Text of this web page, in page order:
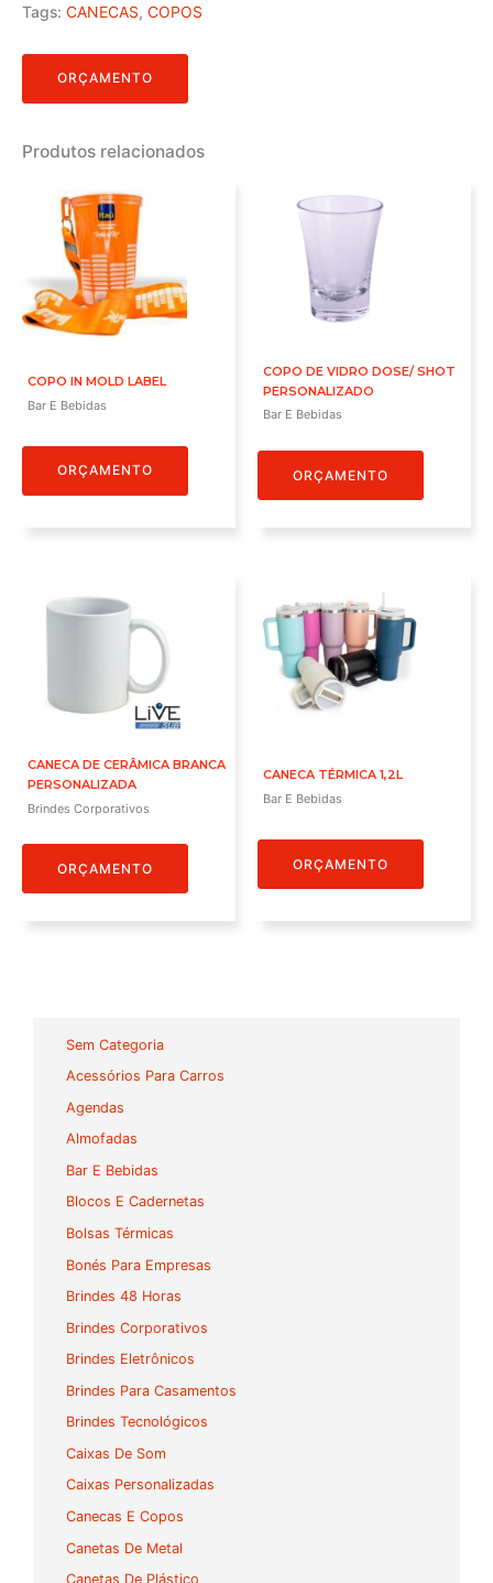
Sem Categoria
Acessórios Para Carros
Agendas
Almofadas
Bar E Bebidas
Blocos E Cadernetas
Bolsas Térmicas
Bonés Para Empresas
Brindes 48 Horas
Brindes Corporativos
Brindes Eletrônicos
Brindes Para Casamentos
Brindes Tecnológicos
Caixas De Som
Caixas Personalizadas
Canecas E Copos
Canetas De Metal
Canetas De Plástico
Tags: CANECAS, COPOS
ORÇAMENTO
Produtos relacionados
COPO IN MOLD LABEL
Bar E Bebidas
ORÇAMENTO
COPO DE VIDRO DOSE/ SHOT
PERSONALIZADO
Bar E Bebidas
ORÇAMENTO
CANECA DE CERÂMICA BRANCA
PERSONALIZADA
Brindes Corporativos
ORÇAMENTO
CANECA TÉRMICA 1,2L
Bar E Bebidas
ORÇAMENTO